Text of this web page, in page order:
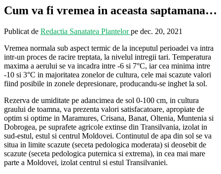
Cum va fi vremea in aceasta saptamana…
Publicat de Redactia Sanatatea Plantelorpe dec. 20, 2021
Vremea normala sub aspect termic de la inceputul perioadei va intra
intr-un proces de racire treptata, la nivelul intregii tari. Temperatura
maxima a aerului se va incadra intre -6 si 7°C, iar cea minima intre
-10 si 3°C in majoritatea zonelor de cultura, cele mai scazute valori
fiind posibile in zonele depresionare, producandu-se inghet la sol.
Rezerva de umiditate pe adancimea de sol 0-100 cm, in cultura
graului de toamna, va prezenta valori satisfacatoare, apropiate de
optim si optime in Maramures, Crisana, Banat, Oltenia, Muntenia si
Dobrogea, pe suprafete agricole extinse din Transilvania, izolat in
sud-estul, estul si centrul Moldovei. Continutul de apa din sol se va
situa in limite scazute (seceta pedologica moderata) si deosebit de
scazute (seceta pedologica puternica si extrema), in cea mai mare
parte a Moldovei, izolat centrul si estul Transilvaniei.